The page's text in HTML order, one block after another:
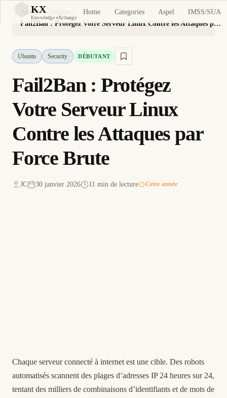
KX
Knowledge eXchange
Home Categories Aspel IMSS/SUA
Accueil
Fail2Ban : Protégez Votre Serveur Linux Contre les Attaques par Force Brute
Ubuntu Security DÉBUTANT
Fail2Ban : Protégez
Votre Serveur Linux
Contre les Attaques par
Force Brute
JC 30 janvier 2026 11 min de lecture Cette année
Chaque serveur connecté à internet est une cible. Des robots
automatisés scannent des plages d’adresses IP 24 heures sur 24,
tentant des milliers de combinaisons d’identifiants et de mots de